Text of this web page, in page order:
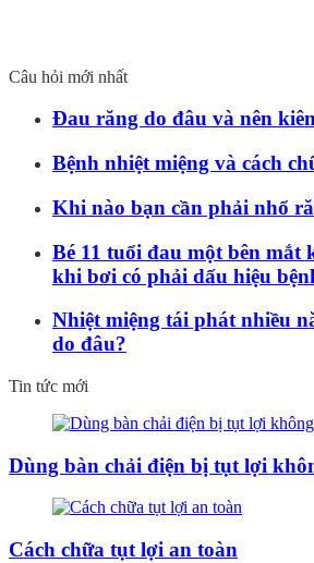
Câu hỏi mới nhất
Đau răng do đâu và nên
Bệnh nhiệt miệng và cách
Khi nào bạn cần phải nhổ
Bé 11 tuổi đau một bên mắt
khi bơi có phải dấu hiệu
Nhiệt miệng tái phát nhiều
do đâu?
Tin tức mới
Dùng bàn chải điện bị tụt lợi
Cách chữa tụt lợi an toàn